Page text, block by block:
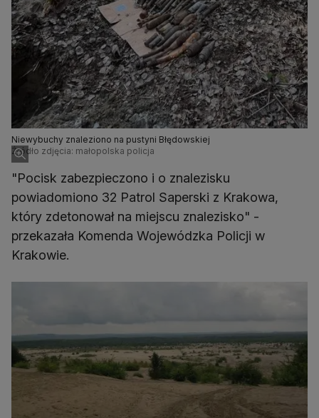
Niewybuchy znaleziono na pustyni Błędowskiej
Źródło zdjęcia: małopolska policja
"Pocisk zabezpieczono i o znalezisku
powiadomiono 32 Patrol Saperski z Krakowa,
który zdetonował na miejscu znalezisko" -
przekazała Komenda Wojewódzka Policji w
Krakowie.